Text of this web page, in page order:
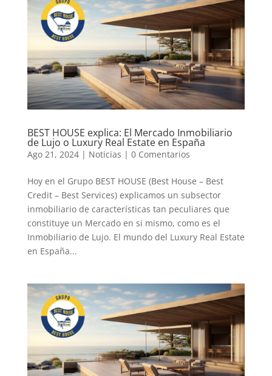
BEST HOUSE explica: El Mercado Inmobiliario
de Lujo o Luxury Real Estate en España
Ago 21, 2024| Noticias | 0 Comentarios
Hoy en el Grupo BEST HOUSE (Best House – Best
Credit – Best Services) explicamos un subsector
inmobiliario de características tan peculiares que
constituye un Mercado en si mismo, como es el
Inmobiliario de Lujo. El mundo del Luxury Real Estate
en España...